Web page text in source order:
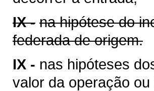
IX - na hipótese do
federada de origem.
IX - nas hipóteses
valor da operação